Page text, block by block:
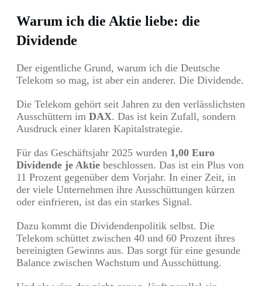
Warum ich die Aktie liebe: die
Dividende
Der eigentliche Grund, warum ich die Deutsche
Telekom so mag, ist aber ein anderer. Die Dividende.
Die Telekom gehört seit Jahren zu den verlässlichsten
Ausschüttern im DAX. Das ist kein Zufall, sondern
Ausdruck einer klaren Kapitalstrategie.
Für das Geschäftsjahr 2025 wurden 1,00 Euro
Dividende je Aktie beschlossen. Das ist ein Plus von
11 Prozent gegenüber dem Vorjahr. In einer Zeit, in
der viele Unternehmen ihre Ausschüttungen kürzen
oder einfrieren, ist das ein starkes Signal.
Dazu kommt die Dividendenpolitik selbst. Die
Telekom schüttet zwischen 40 und 60 Prozent ihres
bereinigten Gewinns aus. Das sorgt für eine gesunde
Balance zwischen Wachstum und Ausschüttung.